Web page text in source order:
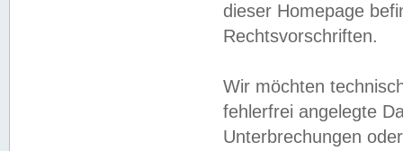
dieser Homepage
Rechtsvorschriften.
Wir möchten
fehlerfrei angelegte
Unterbrechungen